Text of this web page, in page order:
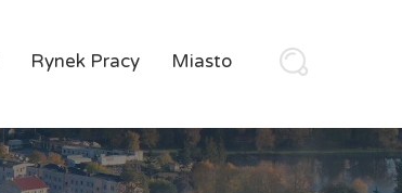
Rynek Pracy Miasto